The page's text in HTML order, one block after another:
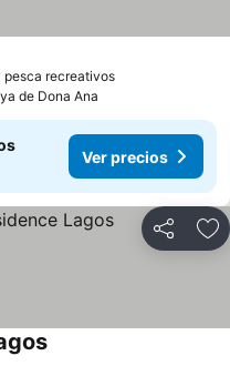
pesca recreativos
de Dona Ana
Ver precios
Compartir